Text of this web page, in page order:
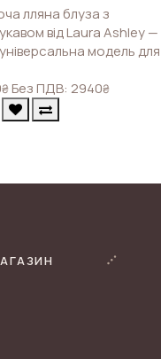
лляна блуза з
від Laura Ashley —
модель для
₴Без ПДВ: 2940₴